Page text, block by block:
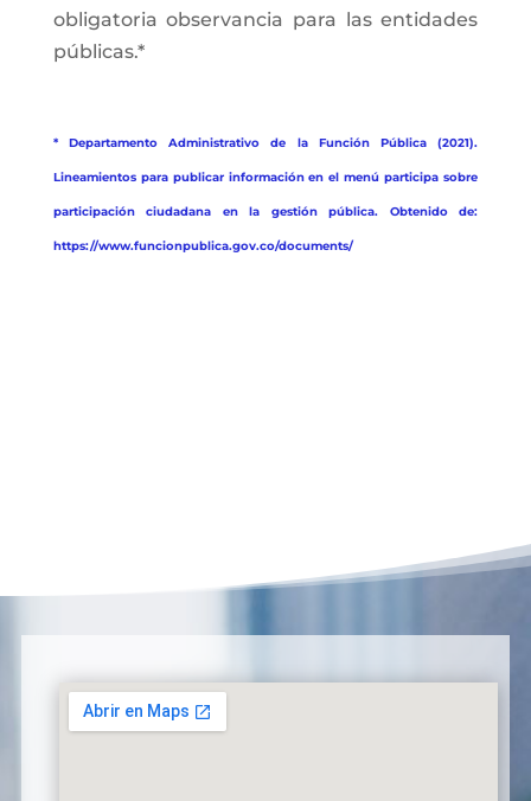
obligatoria observancia para las entidades
públicas.*
* Departamento Administrativo de la Función Pública (2021).
Lineamientos para publicar información en el menú participa sobre
participación ciudadana en la gestión pública. Obtenido de:
https://www.funcionpublica.gov.co/documents/